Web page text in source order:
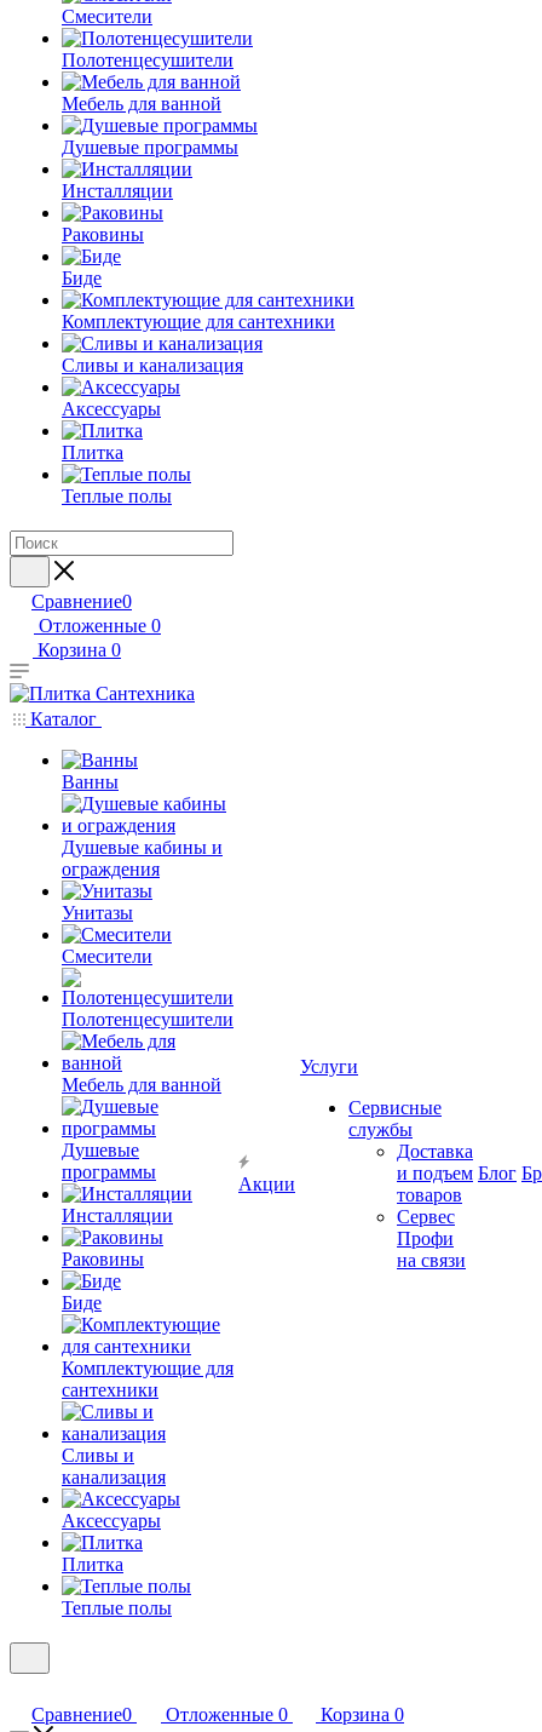
Смесители
Полотенцесушители
Мебель для ванной
Душевые программы
Инсталляции
Раковины
Биде
Комплектующие для сантехники
Сливы и канализация
Аксессуары
Плитка
Теплые полы
Сравнение0
Отложенные 0
Корзина 0
Каталог
Ванны
Душевые кабины и
ограждения
Унитазы
Смесители
Полотенцесушители
Мебель для ванной
Душевые
программы
Инсталляции
Раковины
Биде
Комплектующие для
сантехники
Сливы и
канализация
Аксессуары
Плитка
Теплые полы
Акции
Услуги
Сервисные
службы
Доставка
и подъем
товаров
Сервес
Профи
на связи
Блог
Сравнение0 Отложенные 0 Корзина 0